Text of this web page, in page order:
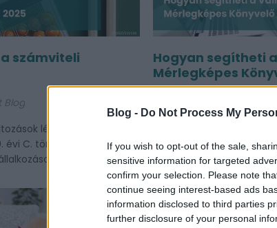
Blog - Do Not Process My
If you wish to opt-out of the sale,
sensitive information for targeted
confirm your selection. Please note
continue seeing interest-based ads
information disclosed to third parties
further disclosure of your personal
számviteli
Blog
léptek érvénybe a
évi C. törvény), amelyek
beszámolási és...
Hogyan segítheti
Mérlegképes
adminisztrációt végzi el,
támogatja a